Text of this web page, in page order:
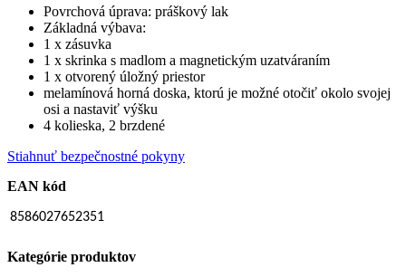
Povrchová úprava: práškový lak
Základná výbava:
1 x zásuvka
1 x skrinka s madlom a magnetickým uzatváraním
1 x otvorený úložný priestor
melamínová horná doska, ktorú je možné otočiť okolo svojej
osi a nastaviť výšku
4 kolieska, 2 brzdené
Stiahnuť bezpečnostné pokyny
EAN kód
8586027652351
Kategórie produktov